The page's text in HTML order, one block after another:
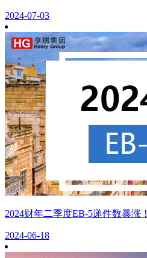
2024-07-03
2024财年二季度EB-5递件数暴涨！
2024-06-18